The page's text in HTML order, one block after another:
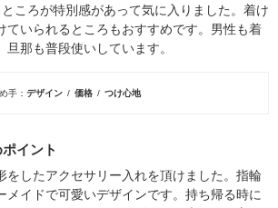
ころが特別感があって気に入りました。着け
ていられるところもおすすめです。男性も着
那も普段使いしています。
手 デザイン 価格 つけ心地
イント
をしたアクセサリー入れを頂けました。指輪
メイドで可愛いデザインです。持ち帰る時に